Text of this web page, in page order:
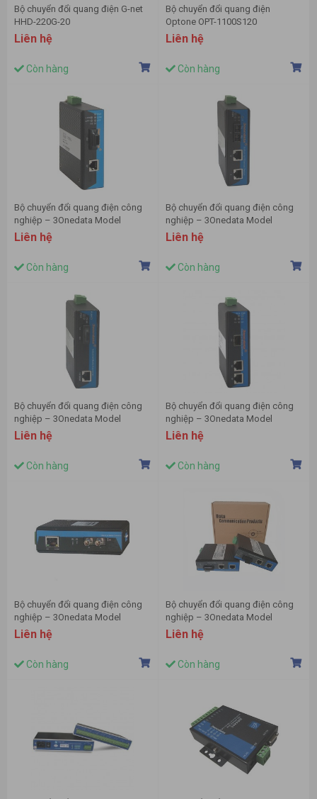
Bộ chuyển đổi quang điện G-net
HHD-220G-20
Liên hệ
Còn hàng
Bộ chuyển đổi quang điện
Optone OPT-1100S120
Liên hệ
Còn hàng
Bộ chuyển đổi quang điện công
nghiệp – 3Onedata Model
IMC101GT-GF
Liên hệ
Còn hàng
Bộ chuyển đổi quang điện công
nghiệp – 3Onedata Model
IMC102B
Liên hệ
Còn hàng
Bộ chuyển đổi quang điện công
nghiệp – 3Onedata Model
IMC101B
Liên hệ
Còn hàng
Bộ chuyển đổi quang điện công
nghiệp – 3Onedata Model
IMC102GT
Liên hệ
Còn hàng
Bộ chuyển đổi quang điện công
nghiệp – 3Onedata Model
IMC102-F
Liên hệ
Còn hàng
Bộ chuyển đổi quang điện công
nghiệp – 3Onedata Model
IMC101-1F
Liên hệ
Còn hàng